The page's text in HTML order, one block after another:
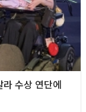
수상 연단에